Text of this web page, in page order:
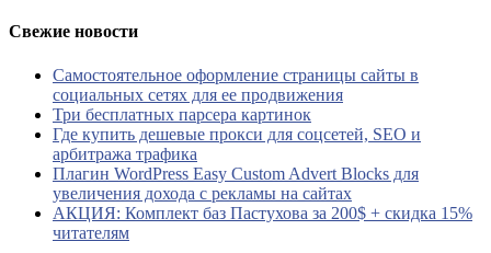
Свежие новости
Самостоятельное оформление страницы сайты в
социальных сетях для ее продвижения
Три бесплатных парсера картинок
Где купить дешевые прокси для соцсетей, SEO и
арбитража трафика
Плагин WordPress Easy Custom Advert Blocks для
увеличения дохода с рекламы на сайтах
АКЦИЯ: Комплект баз Пастухова за 200$ + скидка 15%
читателям